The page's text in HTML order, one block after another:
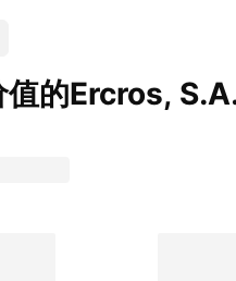
值的Ercros, S.A.